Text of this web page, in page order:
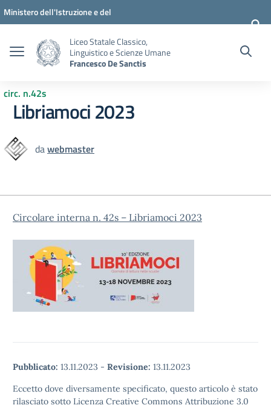
Vai ai contenuti
Vai al menu di navigazione
Vai al footer
Ministero dell'Istruzione e del
Liceo Statale Classico,
Linguistico e Scienze Umane
Francesco De Sanctis
circ. n.42s
Libriamoci 2023
dawebmaster
Circolare interna n. 42s – Libriamoci 2023
Pubblicato: 13.11.2023 - Revisione: 13.11.2023
Eccetto dove diversamente specificato, questo articolo è stato
rilasciato sotto Licenza Creative Commons Attribuzione 3.0